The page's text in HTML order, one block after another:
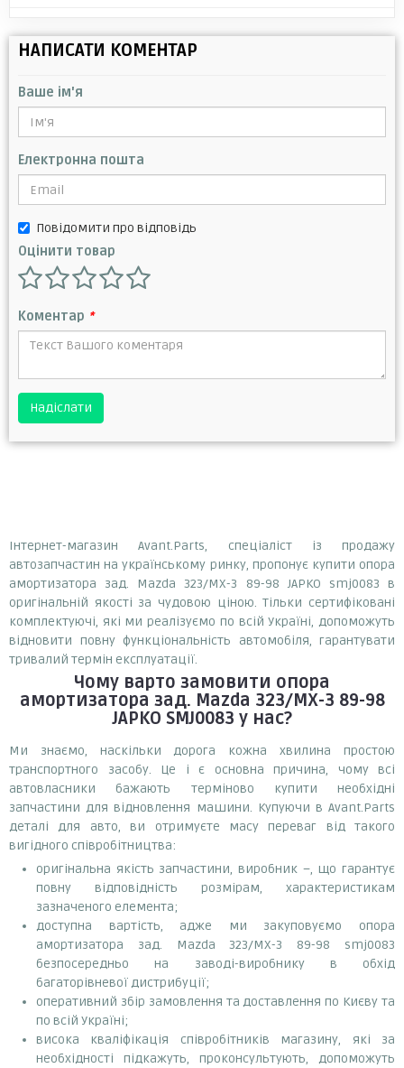
НАПИСАТИ КОМЕНТАР
Ваше ім'я
Електронна пошта
Повідомити про відповідь
Оцінити товар
Коментар *
Надіслати
Інтернет-магазин Avant.Parts, спеціаліст із продажу
автозапчастин на українському ринку, пропонує купити опора
амортизатора зад. Mazda 323/MX-3 89-98 JAPKO smj0083 в
оригінальній якості за чудовою ціною. Тільки сертифіковані
комплектуючі, які ми реалізуємо по всій Україні, допоможуть
відновити повну функціональність автомобіля, гарантувати
тривалий термін експлуатації.
Чому варто замовити опора
амортизатора зад. Mazda 323/MX-3 89-98
JAPKO SMJ0083 у нас?
Ми знаємо, наскільки дорога кожна хвилина простою
транспортного засобу. Це і є основна причина, чому всі
автовласники бажають терміново купити необхідні
запчастини для відновлення машини. Купуючи в Avant.Parts
деталі для авто, ви отримуєте масу переваг від такого
вигідного співробітництва:
оригінальна якість запчастини, виробник –, що гарантує
повну відповідність розмірам, характеристикам
зазначеного елемента;
доступна вартість, адже ми закуповуємо опора
амортизатора зад. Mazda 323/MX-3 89-98 smj0083
безпосередньо на заводі-виробнику в обхід
багаторівневої дистрибуції;
оперативний збір замовлення та доставлення по Києву та
по всій Україні;
висока кваліфікація співробітників магазину, які за
необхідності підкажуть, проконсультують, допоможуть